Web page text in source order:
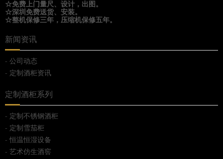
☆免费上门量尺、设计，出图。
☆深圳免费送货、安装。
☆整机保修三年，压缩机保修五年。
新闻资讯
公司动态
定制酒柜资讯
定制酒柜系列
定制不锈钢酒柜
定制雪茄柜
恒温恒湿设备
艺术仿生酒窖